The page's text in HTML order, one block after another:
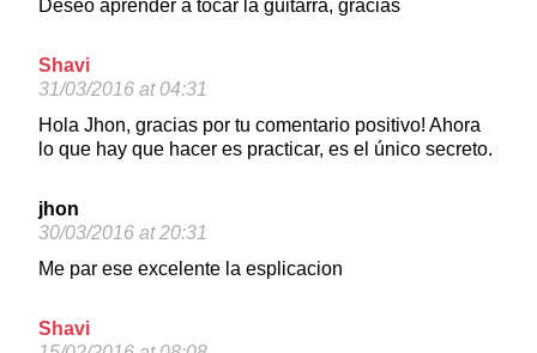
Deseo aprender a tocar la guitarra, gracias
Shavi
31/03/2016 at 04:31
Hola Jhon, gracias por tu comentario positivo! Ahora
lo que hay que hacer es practicar, es el único secreto.
jhon
30/03/2016 at 20:31
Me par ese excelente la esplicacion
Shavi